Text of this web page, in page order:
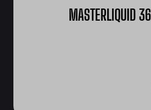
MASTERLIQUID